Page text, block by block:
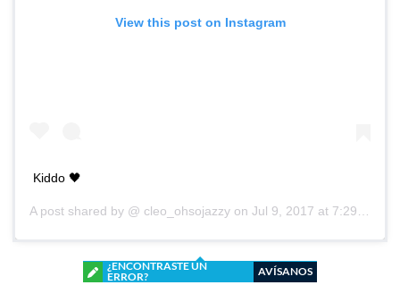
View this post on Instagram
Kiddo 🖤
A post shared by @ cleo_ohsojazzy on Jul 9, 2017 at 7:29am PDT
¿ENCONTRASTE UN
ERROR?
AVÍSANOS